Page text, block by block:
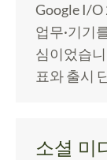
Google I/O
업무·기기
심이었습
표와 출시
소셜 미